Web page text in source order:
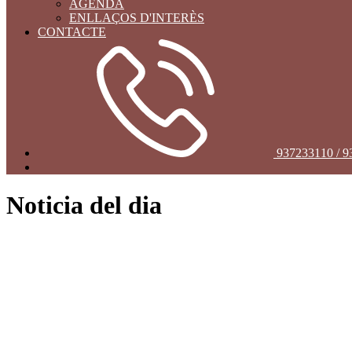
AGENDA
ENLLAÇOS D'INTERÈS
CONTACTE
937233110 /
Noticia del dia